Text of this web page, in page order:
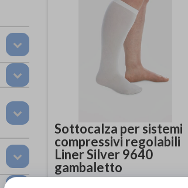
Sottocalza per sistemi
compressivi regolabili
Liner Silver 9640
gambaletto
JUZO